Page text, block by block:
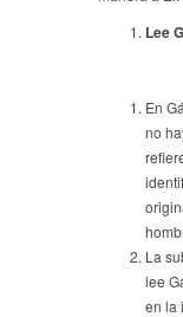
Lee
En
no
La
lee
en la